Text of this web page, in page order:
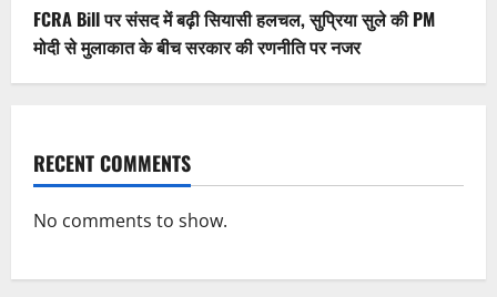
FCRA Bill पर संसद में बढ़ी सियासी हलचल, सुप्रिया सुले की PM
मोदी से मुलाकात के बीच सरकार की रणनीति पर नजर
RECENT COMMENTS
No comments to show.